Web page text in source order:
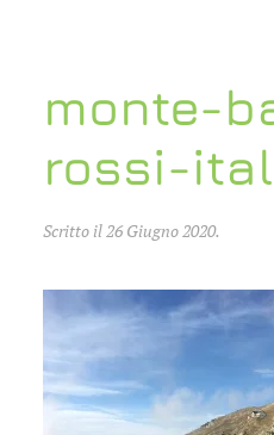
monte-
rossi-
Scritto il26 Giugno 2020.